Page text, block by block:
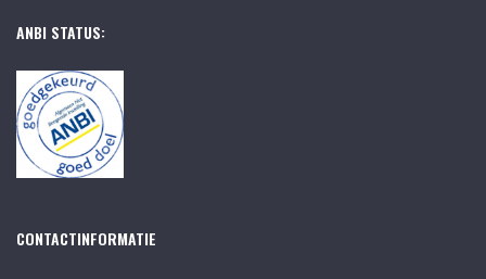
ANBI STATUS:
CONTACTINFORMATIE